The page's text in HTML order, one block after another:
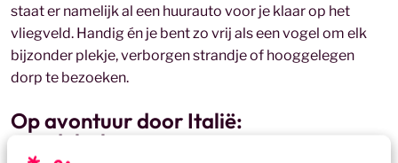
staat er namelijk al een huurauto voor je klaar op het
vliegveld. Handig én je bent zo vrij als een vogel om elk
bijzonder plekje, verborgen strandje of hooggelegen
dorp te bezoeken.
Op avontuur door Italië:
wandelschoenen mee